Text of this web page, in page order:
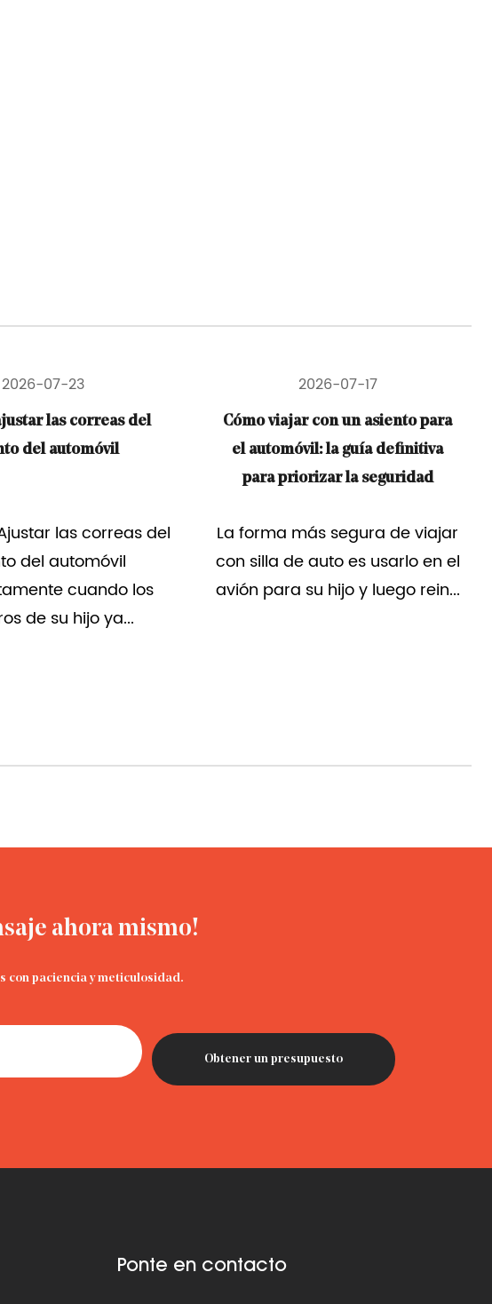
2026-07-17
con un asiento para
la guía definitiva
más segura de viajar
de auto es usarlo en el
su hijo y luego rein...
2026-07-10
¿Cómo deshacerse de los
asientos viejos del automóvil:
reciclarlos, donarlos o tirarlos a
Las formas más responsables
deshacerse de lo viejo asientos
de coche Debe reciclarlos a ...
ahora mismo!
con paciencia y meticulosidad.
Ponte en contacto